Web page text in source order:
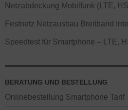
Netzabdeckung Mobilfunk (LTE,
Festnetz Netzausbau Breitband
Speedtest für Smartphone – LTE,
BERATUNG UND BESTELLUNG
Onlinebestellung Smartphone Tarif